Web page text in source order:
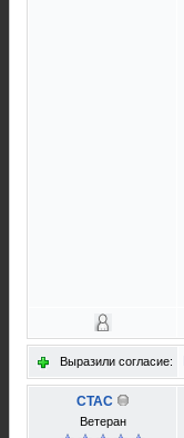
Выразили согласие:
CTAC
Ветеран